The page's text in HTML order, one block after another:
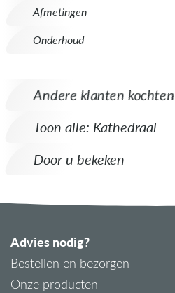
Afmetingen
Onderhoud
Andere klanten kochten
Toon alle: Kathedraal
Door u bekeken
Advies nodig?
Bestellen en bezorgen
Onze producten